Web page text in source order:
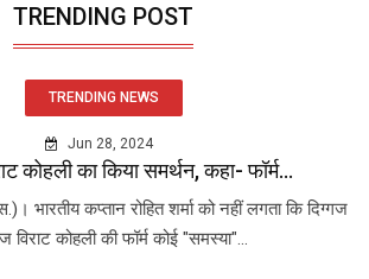
TRENDING POST
TRENDING NEWS
Jun 28, 2024
कोहली का किया समर्थन, कहा- फॉर्म...
भारतीय कप्तान रोहित शर्मा को नहीं लगता कि दिग्गज
विराट कोहली की फॉर्म कोई "समस्या"...